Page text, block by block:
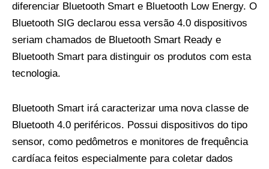
diferenciar Bluetooth Smart e Bluetooth Low Energy. O
Bluetooth SIG declarou essa versão 4.0 dispositivos
seriam chamados de Bluetooth Smart Ready e
Bluetooth Smart para distinguir os produtos com esta
tecnologia.
Bluetooth Smart irá caracterizar uma nova classe de
Bluetooth 4.0 periféricos. Possui dispositivos do tipo
sensor, como pedômetros e monitores de frequência
cardíaca feitos especialmente para coletar dados